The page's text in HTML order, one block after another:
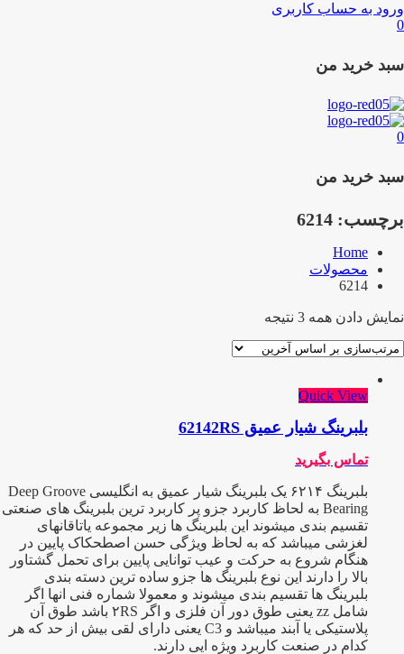
ورود به حساب کاربری
0
سبد خرید من
0
سبد خرید من
برچسب: 6214
Home
محصولات
6214
نمایش دادن همه 3 نتیجه
Quick View
بلبرینگ شیار عمیق 62142RS
تماس بگیرید
بلبرینگ ۶۲۱۴ یک بلبرینگ شیار عمیق به انگلیسی Deep Groove
Bearing به لحاظ کاربرد جزو پر کاربرد ترین بلبرینگ های صنعتی
تقسیم بندی میشوند این بلبرینگ ها زیر مجموعه یاتاقانهای
لغزشی میباشد که به لحاظ ویژگی حسن اصطحکاک پایین در
هنگام شروع به حرکت و عیب توانایی پایین برای تحمل گشتاور
بالا را دارند این نوع بلبرینگ ها جزو ساده ترین دسته بندی
بلبرینگ ها تقسیم بندی میشوند و معمولا شماره فنی انها اگر
شامل zz یعنی طوق دور آن فلزی و اگر ۲RS باشد طوق آن
پلاستیکی یا آبند میباشد و C3 یعنی دارای لقی بیش از حد که هر
کدام در صنعت کاربرد ویژه ایی دارند.